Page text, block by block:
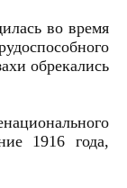
во время
обрекались
1916 года,